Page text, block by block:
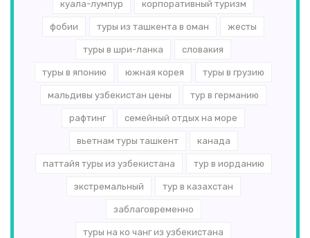
куала-лумпур корпоративный туризм
фобии туры из ташкента в оман жесты
туры в шри-ланка словакия
туры в японию южная корея туры в грузию
мальдивы узбекистан цены тур в германию
рафтинг семейный отдых на море
вьетнам туры ташкент канада
паттайя туры из узбекистана тур в иорданию
экстремальный тур в казахстан
заблаговременно
туры на ко чанг из узбекистана